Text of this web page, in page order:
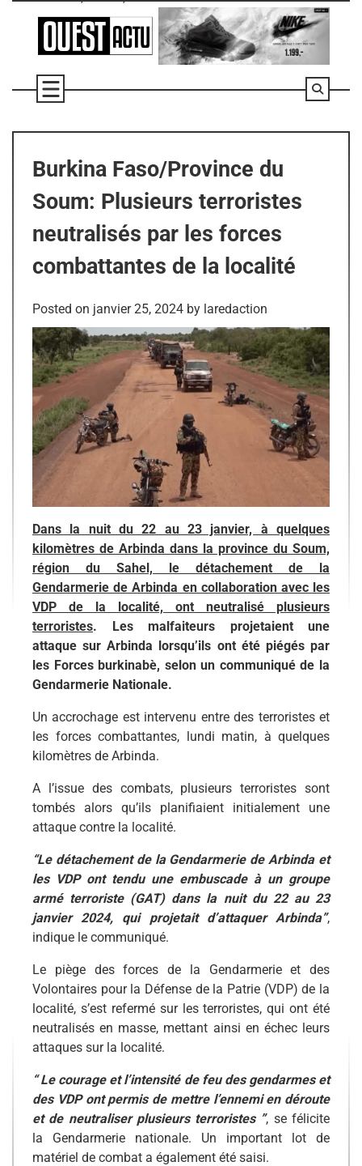
Burkina Faso/Province du
Soum: Plusieurs terroristes
neutralisés par les forces
combattantes de la localité
Posted on janvier 25, 2024 by laredaction
Dans la nuit du 22 au 23 janvier, à quelques
kilomètres de Arbinda dans la province du Soum,
région du Sahel, le détachement de la
Gendarmerie de Arbinda en collaboration avec les
VDP de la localité, ont neutralisé plusieurs
terroristes. Les malfaiteurs projetaient une
attaque sur Arbinda lorsqu’ils ont été piégés par
les Forces burkinabè, selon un communiqué de la
Gendarmerie Nationale.
Un accrochage est intervenu entre des terroristes et
les forces combattantes, lundi matin, à quelques
kilomètres de Arbinda.
A l’issue des combats, plusieurs terroristes sont
tombés alors qu’ils planifiaient initialement une
attaque contre la localité.
“Le détachement de la Gendarmerie de Arbinda et
les VDP ont tendu une embuscade à un groupe
armé terroriste (GAT) dans la nuit du 22 au 23
janvier 2024, qui projetait d’attaquer Arbinda”,
indique le communiqué.
Le piège des forces de la Gendarmerie et des
Volontaires pour la Défense de la Patrie (VDP) de la
localité, s’est refermé sur les terroristes, qui ont été
neutralisés en masse, mettant ainsi en échec leurs
attaques sur la localité.
“ Le courage et l’intensité de feu des gendarmes et
des VDP ont permis de mettre l’ennemi en déroute
et de neutraliser plusieurs terroristes ”, se félicite
la Gendarmerie nationale. Un important lot de
matériel de combat a également été saisi.